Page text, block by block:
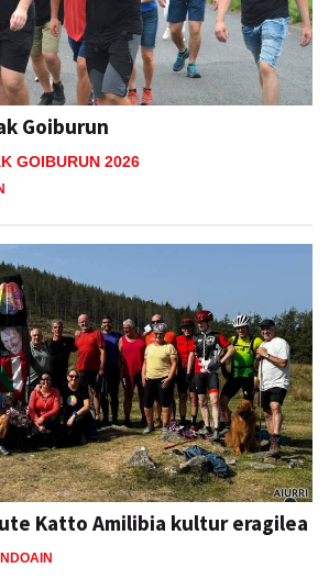
Goiburun
GOIBURUN 2026
Katto Amilibia kultur eragilea